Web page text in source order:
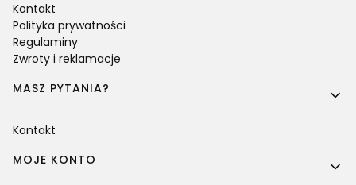
Kontakt
Polityka prywatności
Regulaminy
Zwroty i reklamacje
MASZ PYTANIA?
Kontakt
MOJE KONTO